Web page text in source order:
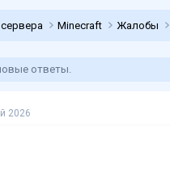
Minecraft Жалобы
ответы.
2026